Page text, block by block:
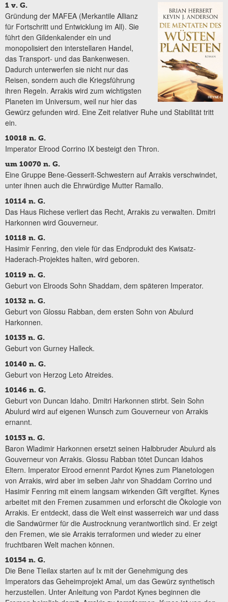
1 v. G.
Gründung der MAFEA (Merkantile Allianz
für Fortschritt und Entwicklung im All). Sie
führt den Gildenkalender ein und
monopolisiert den interstellaren Handel,
das Transport- und das Bankenwesen.
Dadurch unterwerfen sie nicht nur das
Reisen, sondern auch die Kriegsführung
ihren Regeln. Arrakis wird zum wichtigsten
Planeten im Universum, weil nur hier das
Gewürz gefunden wird. Eine Zeit relativer Ruhe und Stabilität tritt
ein.
10018 n. G.
Imperator Elrood Corrino IX besteigt den Thron.
um 10070 n. G.
Eine Gruppe Bene-Gesserit-Schwestern auf Arrakis verschwindet,
unter ihnen auch die Ehrwürdige Mutter Ramallo.
10114 n. G.
Das Haus Richese verliert das Recht, Arrakis zu verwalten. Dmitri
Harkonnen wird Gouverneur.
10118 n. G.
Hasimir Fenring, den viele für das Endprodukt des Kwisatz-
Haderach-Projektes halten, wird geboren.
10119 n. G.
Geburt von Elroods Sohn Shaddam, dem späteren Imperator.
10132 n. G.
Geburt von Glossu Rabban, dem ersten Sohn von Abulurd
Harkonnen.
10135 n. G.
Geburt von Gurney Halleck.
10140 n. G.
Geburt von Herzog Leto Atreides.
10146 n. G.
Geburt von Duncan Idaho. Dmitri Harkonnen stirbt. Sein Sohn
Abulurd wird auf eigenen Wunsch zum Gouverneur von Arrakis
ernannt.
10153 n. G.
Baron Wladimir Harkonnen ersetzt seinen Halbbruder Abulurd als
Gouverneur von Arrakis. Glossu Rabban tötet Duncan Idahos
Eltern. Imperator Elrood ernennt Pardot Kynes zum Planetologen
von Arrakis, wird aber im selben Jahr von Shaddam Corrino und
Hasimir Fenring mit einem langsam wirkenden Gift vergiftet. Kynes
arbeitet mit den Fremen zusammen und erforscht die Ökologie von
Arrakis. Er entdeckt, dass die Welt einst wasserreich war und dass
die Sandwürmer für die Austrocknung verantwortlich sind. Er zeigt
den Fremen, wie sie Arrakis terraformen und wieder zu einer
fruchtbaren Welt machen können.
10154 n. G.
Die Bene Tleilax starten auf Ix mit der Genehmigung des
Imperators das Geheimprojekt Amal, um das Gewürz synthetisch
herzustellen. Unter Anleitung von Pardot Kynes beginnen die